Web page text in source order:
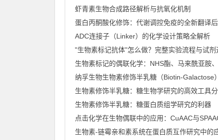
虾青素生物合成路径解析与抗氧化机制
ADC连接子（Linker）的化学设计策略全解析
纳孚生物生物素修饰半乳糖（Biotin-Galactose
生物素修饰半乳糖：糖生物学研究的高效工具
生物素修饰半乳糖：糖蛋白质组学研究的利器
生物素-链霉亲和素系统在蛋白质互作研究中的